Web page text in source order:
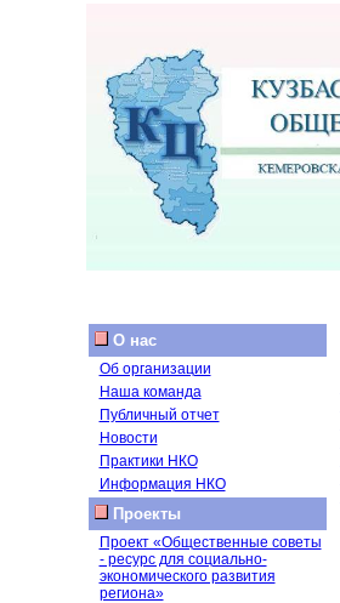
О нас
Об организации
Наша команда
Публичный отчет
Новости
Практики НКО
Информация НКО
Проекты
Проект «Общественные советы
- ресурс для социально-
экономического развития
региона»